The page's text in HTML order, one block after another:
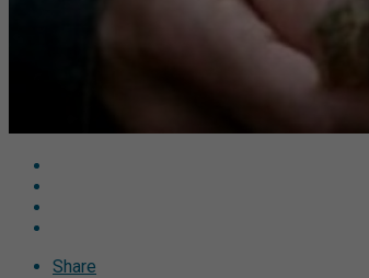
Share